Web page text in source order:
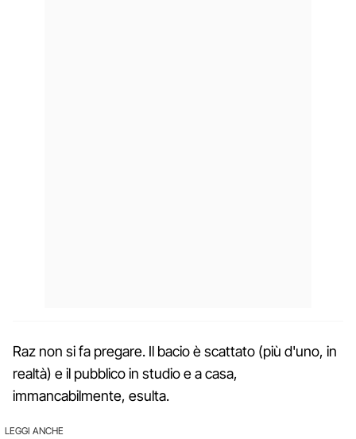
Raz non si fa pregare. Il bacio è scattato (più d'uno, in
realtà) e il pubblico in studio e a casa,
immancabilmente, esulta.
LEGGI ANCHE